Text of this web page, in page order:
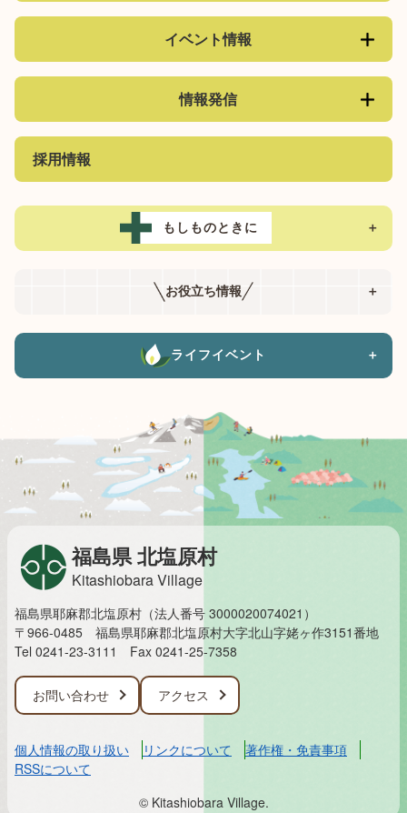
イベント情報
情報発信
採用情報
もしものときに ＋
お役立ち情報 ＋
ライフイベント ＋
福島県 北塩原村
Kitashiobara Village
福島県耶麻郡北塩原村（法人番号 3000020074021）
〒966-0485 福島県耶麻郡北塩原村大字北山字姥ヶ作3151番地
Tel 0241-23-3111 Fax 0241-25-7358
お問い合わせ アクセス
個人情報の取り扱い リンクについて
著作権・免責事項
RSSについて
© Kitashiobara Village.